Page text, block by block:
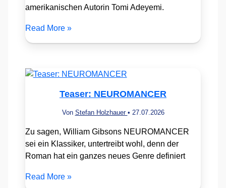
amerikanischen Autorin Tomi Adeyemi.
Read More »
Teaser: NEUROMANCER
Von Stefan Holzhauer • 27.07.2026
Zu sagen, William Gibsons NEUROMANCER
sei ein Klassiker, untertreibt wohl, denn der
Roman hat ein ganzes neues Genre definiert
Read More »